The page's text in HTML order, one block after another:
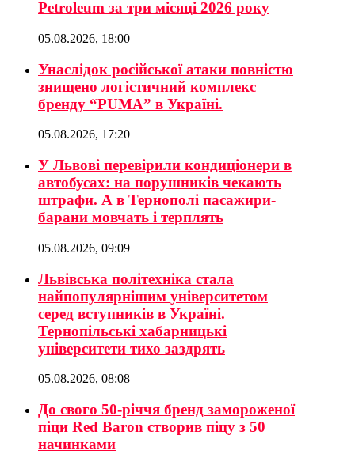
Petroleum за три місяці 2026 року
05.08.2026, 18:00
Унаслідок російської атаки повністю
знищено логістичний комплекс
бренду “PUMA” в Україні.
05.08.2026, 17:20
У Львові перевірили кондиціонери в
автобусах: на порушників чекають
штрафи. А в Тернополі пасажири-
барани мовчать і терплять
05.08.2026, 09:09
Львівська політехніка стала
найпопулярнішим університетом
серед вступників в Україні.
Тернопільські хабарницькі
університети тихо заздрять
05.08.2026, 08:08
До свого 50-річчя бренд замороженої
піци Red Baron створив піцу з 50
начинками